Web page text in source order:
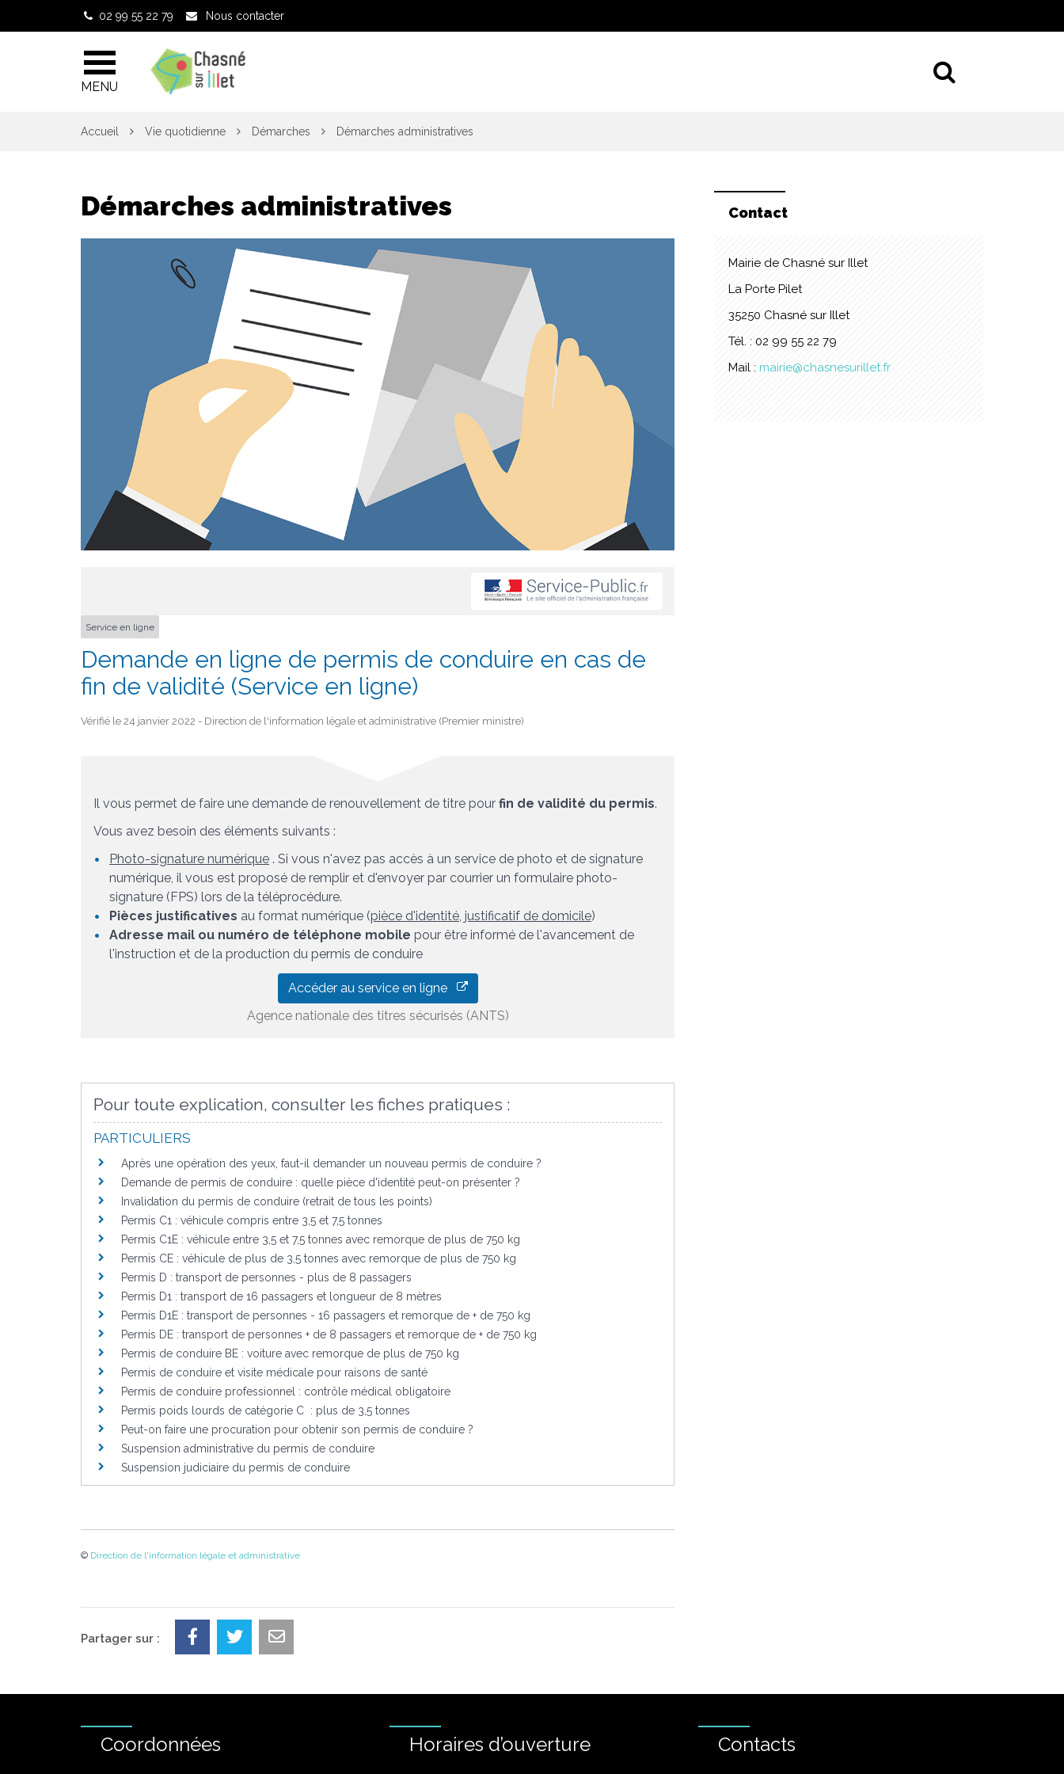
02 99 55 22 79 Nous contacter
MENU
Accueil Vie quotidienne Démarches Démarches administratives
Démarches administratives
Service en ligne
Demande en ligne de permis de conduire en cas de
fin de validité (Service en ligne)
Vérifié le 24 janvier 2022 - Direction de l'information légale et administrative (Premier ministre)
Il vous permet de faire une demande de renouvellement de titre pour fin de validité du permis.
Vous avez besoin des éléments suivants :
Photo-signature numérique . Si vous n'avez pas accès à un service de photo et de signature
numérique, il vous est proposé de remplir et d'envoyer par courrier un formulaire photo-
signature (FPS) lors de la téléprocédure.
Pièces justificatives au format numérique (pièce d'identité, justificatif de domicile)
Adresse mail ou numéro de téléphone mobile pour être informé de l'avancement de
l'instruction et de la production du permis de conduire
Accéder au service en ligne
Agence nationale des titres sécurisés (ANTS)
Pour toute explication, consulter les fiches pratiques :
PARTICULIERS
Après une opération des yeux, faut-il demander un nouveau permis de conduire ?
Demande de permis de conduire : quelle pièce d'identité peut-on présenter ?
Invalidation du permis de conduire (retrait de tous les points)
Permis C1 : véhicule compris entre 3,5 et 7,5 tonnes
Permis C1E : véhicule entre 3,5 et 7,5 tonnes avec remorque de plus de 750 kg
Permis CE : véhicule de plus de 3,5 tonnes avec remorque de plus de 750 kg
Permis D : transport de personnes - plus de 8 passagers
Permis D1 : transport de 16 passagers et longueur de 8 mètres
Permis D1E : transport de personnes - 16 passagers et remorque de + de 750 kg
Permis DE : transport de personnes + de 8 passagers et remorque de + de 750 kg
Permis de conduire BE : voiture avec remorque de plus de 750 kg
Permis de conduire et visite médicale pour raisons de santé
Permis de conduire professionnel : contrôle médical obligatoire
Permis poids lourds de catégorie C : plus de 3,5 tonnes
Peut-on faire une procuration pour obtenir son permis de conduire ?
Suspension administrative du permis de conduire
Suspension judiciaire du permis de conduire
© Direction de l'information légale et administrative
Contact
Mairie de Chasné sur Illet
La Porte Pilet
35250 Chasné sur Illet
Tél. : 02 99 55 22 79
Mail : mairie@chasnesurillet.fr
Partager sur :
Coordonnées Horaires d’ouverture Contacts